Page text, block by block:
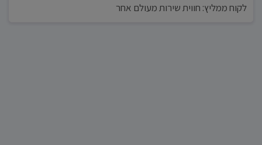
לקוח ממליץ: חווית שירות מעולם אחר